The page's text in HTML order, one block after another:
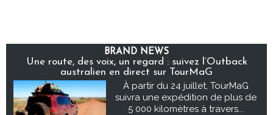
BRAND NEWS
Une route, des voix, un regard : suivez l’Outback
australien en direct sur TourMaG
À partir du 24 juillet, TourMaG
suivra une expédition de plus de
5 000 kilomètres à travers...